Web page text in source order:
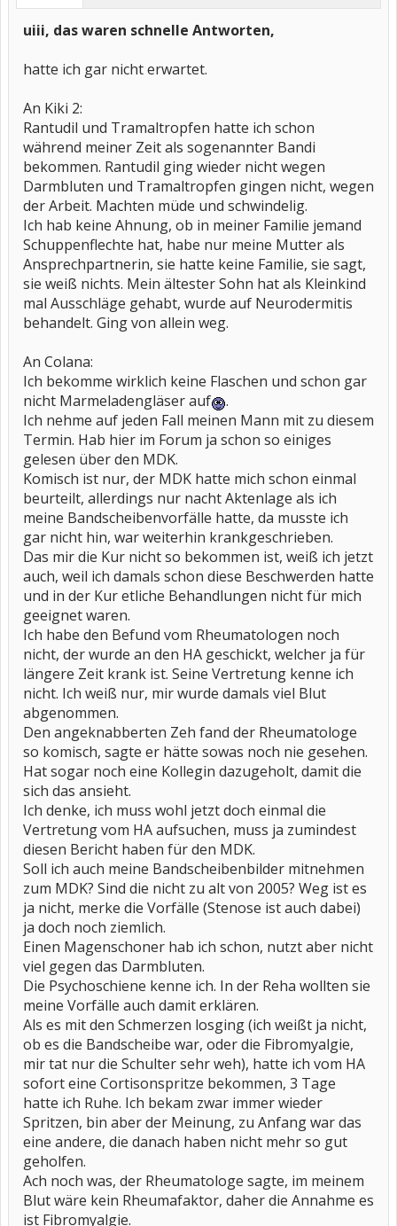
uiii, das waren schnelle Antworten,
hatte ich gar nicht erwartet.
An Kiki 2:
Rantudil und Tramaltropfen hatte ich schon
während meiner Zeit als sogenannter Bandi
bekommen. Rantudil ging wieder nicht wegen
Darmbluten und Tramaltropfen gingen nicht, wegen
der Arbeit. Machten müde und schwindelig.
Ich hab keine Ahnung, ob in meiner Familie jemand
Schuppenflechte hat, habe nur meine Mutter als
Ansprechpartnerin, sie hatte keine Familie, sie sagt,
sie weiß nichts. Mein ältester Sohn hat als Kleinkind
mal Ausschläge gehabt, wurde auf Neurodermitis
behandelt. Ging von allein weg.
An Colana:
Ich bekomme wirklich keine Flaschen und schon gar
nicht Marmeladengläser auf
.
Ich nehme auf jeden Fall meinen Mann mit zu diesem
Termin. Hab hier im Forum ja schon so einiges
gelesen über den MDK.
Komisch ist nur, der MDK hatte mich schon einmal
beurteilt, allerdings nur nacht Aktenlage als ich
meine Bandscheibenvorfälle hatte, da musste ich
gar nicht hin, war weiterhin krankgeschrieben.
Das mir die Kur nicht so bekommen ist, weiß ich jetzt
auch, weil ich damals schon diese Beschwerden hatte
und in der Kur etliche Behandlungen nicht für mich
geeignet waren.
Ich habe den Befund vom Rheumatologen noch
nicht, der wurde an den HA geschickt, welcher ja für
längere Zeit krank ist. Seine Vertretung kenne ich
nicht. Ich weiß nur, mir wurde damals viel Blut
abgenommen.
Den angeknabberten Zeh fand der Rheumatologe
so komisch, sagte er hätte sowas noch nie gesehen.
Hat sogar noch eine Kollegin dazugeholt, damit die
sich das ansieht.
Ich denke, ich muss wohl jetzt doch einmal die
Vertretung vom HA aufsuchen, muss ja zumindest
diesen Bericht haben für den MDK.
Soll ich auch meine Bandscheibenbilder mitnehmen
zum MDK? Sind die nicht zu alt von 2005? Weg ist es
ja nicht, merke die Vorfälle (Stenose ist auch dabei)
ja doch noch ziemlich.
Einen Magenschoner hab ich schon, nutzt aber nicht
viel gegen das Darmbluten.
Die Psychoschiene kenne ich. In der Reha wollten sie
meine Vorfälle auch damit erklären.
Als es mit den Schmerzen losging (ich weißt ja nicht,
ob es die Bandscheibe war, oder die Fibromyalgie,
mir tat nur die Schulter sehr weh), hatte ich vom HA
sofort eine Cortisonspritze bekommen, 3 Tage
hatte ich Ruhe. Ich bekam zwar immer wieder
Spritzen, bin aber der Meinung, zu Anfang war das
eine andere, die danach haben nicht mehr so gut
geholfen.
Ach noch was, der Rheumatologe sagte, im meinem
Blut wäre kein Rheumafaktor, daher die Annahme es
ist Fibromyalgie.